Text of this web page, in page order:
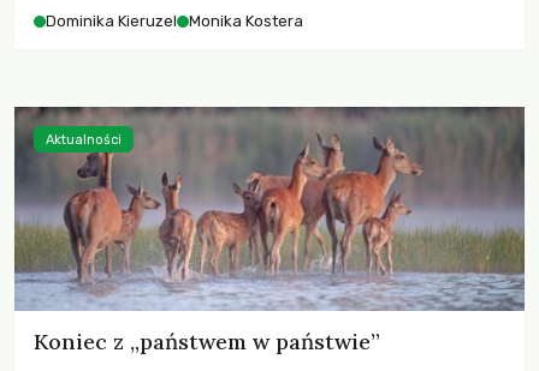
Dominika Kieruzel Monika Kostera
Koniec z „państwem w państwie”
Aktualności